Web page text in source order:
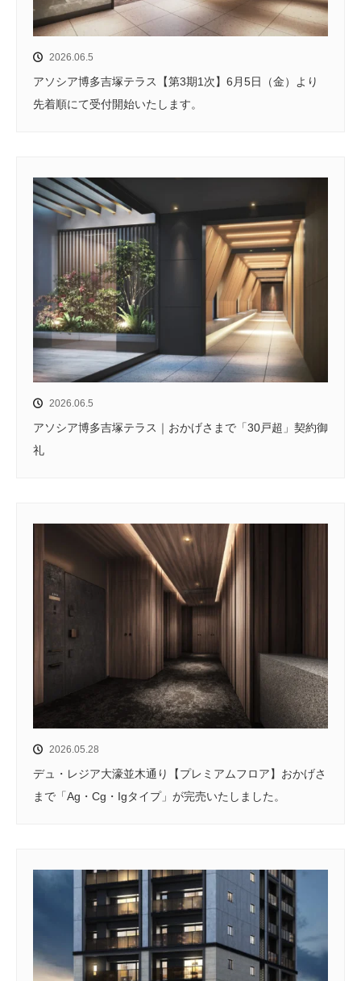
2026.06.5
アソシア博多吉塚テラス【第3期1次】6月5日（金）より
先着順にて受付開始いたします。
2026.06.5
アソシア博多吉塚テラス｜おかげさまで「30戸超」契約御
礼
2026.05.28
デュ・レジア大濠並木通り【プレミアムフロア】おかげさ
まで「Ag・Cg・Igタイプ」が完売いたしました。